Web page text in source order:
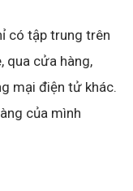
có tập trung trên
qua cửa hàng,
mại điện tử khác.
của mình